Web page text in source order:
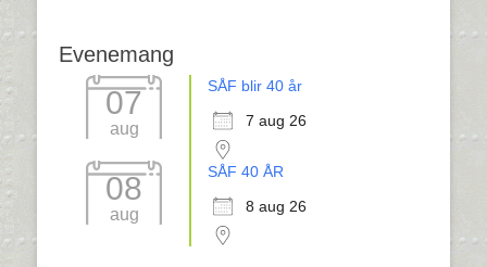
Evenemang
07
aug
SÅF blir 40 år
7 aug 26
08
aug
SÅF 40 ÅR
8 aug 26